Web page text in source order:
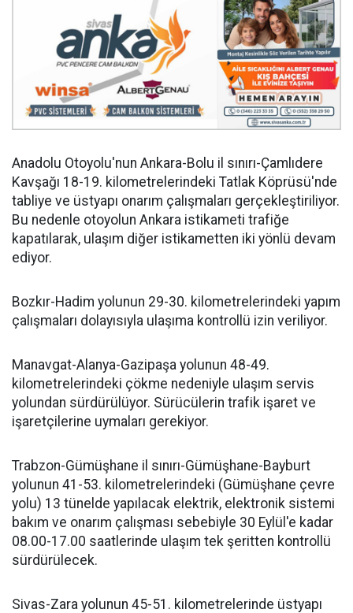
Anadolu Otoyolu'nun Ankara-Bolu il sınırı-Çamlıdere
Kavşağı 18-19. kilometrelerindeki Tatlak Köprüsü'nde
tabliye ve üstyapı onarım çalışmaları gerçekleştiriliyor.
Bu nedenle otoyolun Ankara istikameti trafiğe
kapatılarak, ulaşım diğer istikametten iki yönlü devam
ediyor.
Bozkır-Hadim yolunun 29-30. kilometrelerindeki yapım
çalışmaları dolayısıyla ulaşıma kontrollü izin veriliyor.
Manavgat-Alanya-Gazipaşa yolunun 48-49.
kilometrelerindeki çökme nedeniyle ulaşım servis
yolundan sürdürülüyor. Sürücülerin trafik işaret ve
işaretçilerine uymaları gerekiyor.
Trabzon-Gümüşhane il sınırı-Gümüşhane-Bayburt
yolunun 41-53. kilometrelerindeki (Gümüşhane çevre
yolu) 13 tünelde yapılacak elektrik, elektronik sistemi
bakım ve onarım çalışması sebebiyle 30 Eylül'e kadar
08.00-17.00 saatlerinde ulaşım tek şeritten kontrollü
sürdürülecek.
Sivas-Zara yolunun 45-51. kilometrelerinde üstyapı